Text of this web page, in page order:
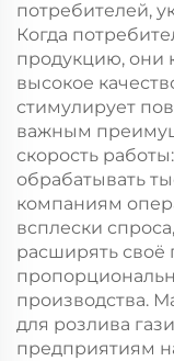
потребителей,
Когда
продукцию, они
высокое
стимулирует
важным
скорость
обрабатывать
компаниям
всплески
расширять своё
производства.
для розлива
предприятиям